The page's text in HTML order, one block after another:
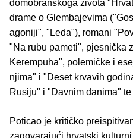
domobranskoga života
drame o Glembajevima
agoniji", "Leda"), romani
"Na rubu pameti", pjesnička
Kerempuha", polemičke i
njima" i "Deset krvavih
Rusiju" i "Davnim danima"
Poticao je kritičko
zagovarajući hrvatski